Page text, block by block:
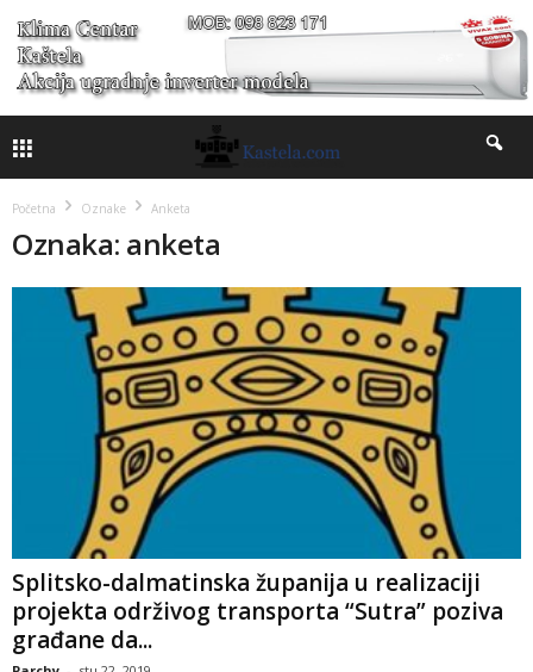
Početna Oznake Anketa
Oznaka: anketa
Splitsko-dalmatinska županija u realizaciji
projekta održivog transporta “Sutra” poziva
građane da...